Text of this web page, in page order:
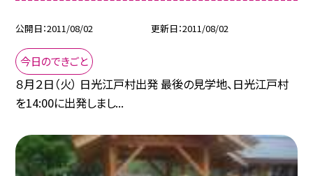
公開日 2011/08/02 更新日 2011/08/02
今日のできごと
８月２日（火） 日光江戸村出発 最後の見学地、日光江戸村
を14:00に出発しまし...